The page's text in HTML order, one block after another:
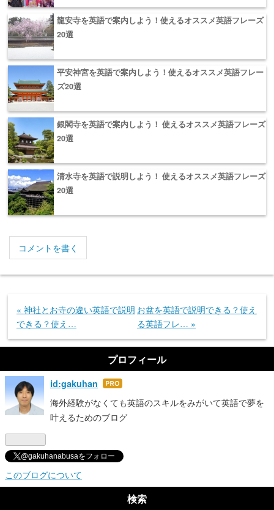
龍安寺を英語で案内しよう！使えるオススメ英語フレーズ
20選
平安神宮を英語で案内しよう！使えるオススメ英語フレー
ズ20選
銀閣寺を英語で案内しよう！ 使えるオススメ英語フレーズ
20選
清水寺を英語で説明しよう！ 使えるオススメ英語フレーズ
20選
コメントを書く
« 神社とお寺の違い英語で説明
できる？使え…
お盆を英語で説明できる？使え
る英語フレ… »
プロフィール
id:gakuhan はて
なブ
ログ
海外経験がなくても英語のスキルをみがいて英語で夢を
叶えるためのブログ
@gakuhanabusaをフォロー
このブログについて
検索